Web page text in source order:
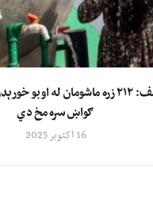
یونیسف: ۲۱۲ زره ماشومان له اوبو
ګواښ سره مخ دي
16 اکتوبر 2025